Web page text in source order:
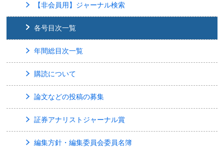
【非会員用】ジャーナル検索
各号目次一覧
年間総目次一覧
購読について
論文などの投稿の募集
証券アナリストジャーナル賞
編集方針・編集委員会委員名簿